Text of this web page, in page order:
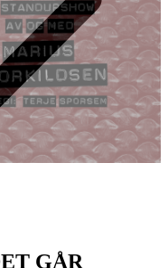
GÅR